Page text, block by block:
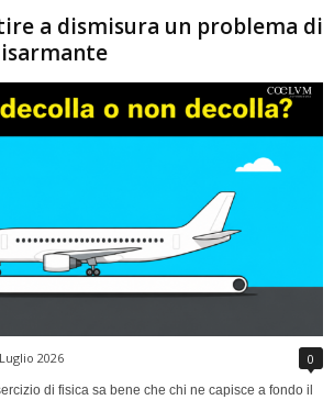
a dismisura un problema di
2026 0
di fisica sa bene che chi ne capisce a fondo il